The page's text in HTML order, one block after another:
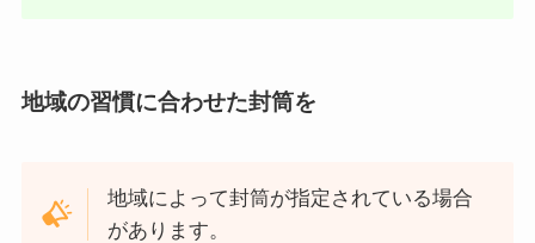
地域の習慣に合わせた封筒を
地域によって封筒が指定されている場合
があります。